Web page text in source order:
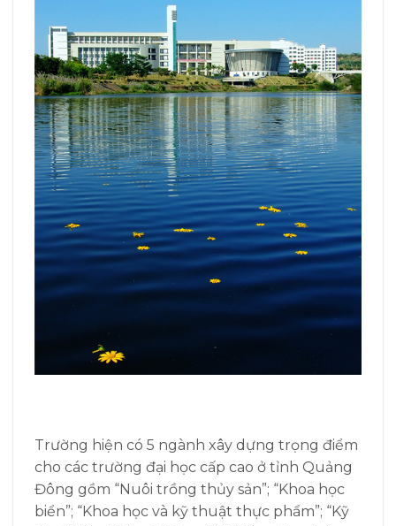
Trường hiện có 5 ngành xây dựng trọng điểm
cho các trường đại học cấp cao ở tỉnh Quảng
Đông gồm “Nuôi trồng thủy sản”; “Khoa học
biển”; “Khoa học và kỹ thuật thực phẩm”; “Kỹ